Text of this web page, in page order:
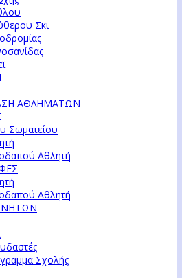
Σκι
ΑΘΛΗΜΑΤΩΝ
Σωματείου
Αθλητή
Αθλητή
Σχολής